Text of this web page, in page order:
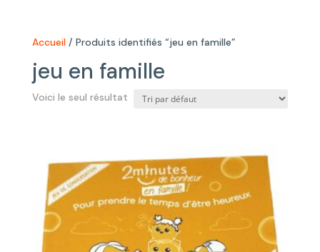
Accueil/ Produits identifiés “jeu en famille”
jeu en famille
Voici le seul résultat